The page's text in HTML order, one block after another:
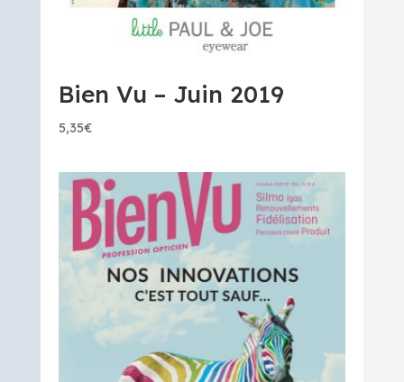
Bien Vu – Juin 2019
5,35€